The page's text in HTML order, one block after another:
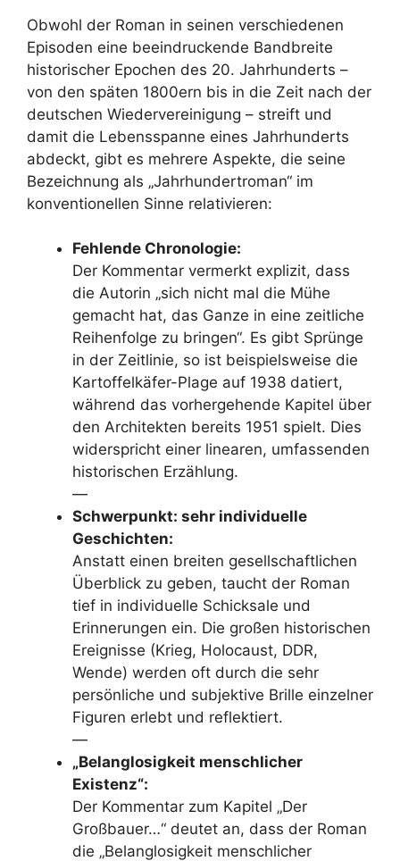
Obwohl der Roman in seinen verschiedenen
Episoden eine beeindruckende Bandbreite
historischer Epochen des 20. Jahrhunderts –
von den späten 1800ern bis in die Zeit nach der
deutschen Wiedervereinigung – streift und
damit die Lebensspanne eines Jahrhunderts
abdeckt, gibt es mehrere Aspekte, die seine
Bezeichnung als „Jahrhundertroman“ im
konventionellen Sinne relativieren:
Fehlende Chronologie:
Der Kommentar vermerkt explizit, dass
die Autorin „sich nicht mal die Mühe
gemacht hat, das Ganze in eine zeitliche
Reihenfolge zu bringen“. Es gibt Sprünge
in der Zeitlinie, so ist beispielsweise die
Kartoffelkäfer-Plage auf 1938 datiert,
während das vorhergehende Kapitel über
den Architekten bereits 1951 spielt. Dies
widerspricht einer linearen, umfassenden
historischen Erzählung.
—
Schwerpunkt: sehr individuelle
Geschichten:
Anstatt einen breiten gesellschaftlichen
Überblick zu geben, taucht der Roman
tief in individuelle Schicksale und
Erinnerungen ein. Die großen historischen
Ereignisse (Krieg, Holocaust, DDR,
Wende) werden oft durch die sehr
persönliche und subjektive Brille einzelner
Figuren erlebt und reflektiert.
—
„Belanglosigkeit menschlicher
Existenz“:
Der Kommentar zum Kapitel „Der
Großbauer…“ deutet an, dass der Roman
die „Belanglosigkeit menschlicher